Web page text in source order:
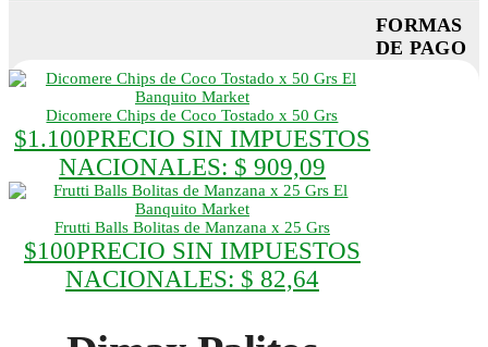
Dicomere Chips de Coco Tostado x 50 Grs
$1.100PRECIO SIN IMPUESTOS
NACIONALES: $ 909,09
Frutti Balls Bolitas de Manzana x 25 Grs
$100PRECIO SIN IMPUESTOS
NACIONALES: $ 82,64
FORMAS
DE PAGO